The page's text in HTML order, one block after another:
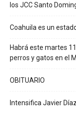
los JCC Santo
Coahuila es un
Habrá este martes
perros y gatos en el
OBITUARIO
Intensifica Javier